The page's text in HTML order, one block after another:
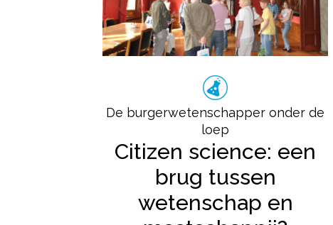
De burgerwetenschapper onder de
loep
Citizen science: een
brug tussen
wetenschap en